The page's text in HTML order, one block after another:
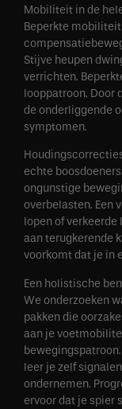
Mobiliteit in de
Beperkte
Stijve heupen
verrichten.
looppatroon. Door
de onderliggende
symptomen.
echte
ongunstige
overbelasten. Een
lopen of
aan terugkerende
voorkomt dat je in
Een holistische
We onderzoeken
pakken die
aan je
leer je zelf
ondernemen.
ervoor dat je spier